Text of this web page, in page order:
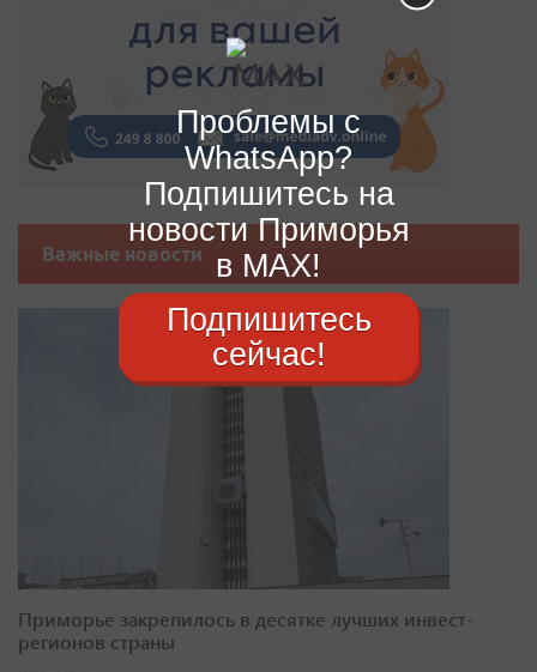
Важные новости
Приморье закрепилось в десятке лучших инвест-
регионов страны
Проблемы с
WhatsApp?
Подпишитесь на
новости Приморья
в MAX!
Подпишитесь
сейчас!